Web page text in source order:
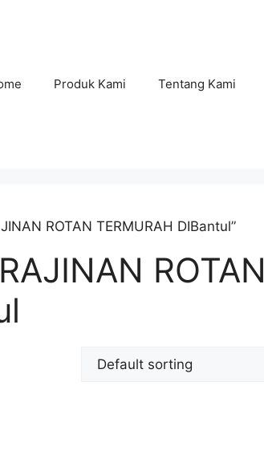
Produk Kami Tentang Kami
ROTAN TERMURAH DIBantul”
ROTAN